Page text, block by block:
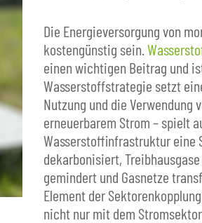
Die Energieversorgung von
kostengünstig sein.
einen wichtigen Beitrag und
Wasserstoffstrategie setzt
Nutzung und die Verwendung
erneuerbarem Strom – spielt
Wasserstoffinfrastruktur eine
dekarbonisiert,
gemindert und Gasnetze
Element der
nicht nur mit dem